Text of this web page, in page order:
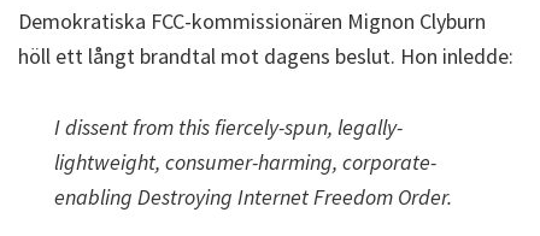
Demokratiska FCC-kommissionären Mignon Clyburn
höll ett långt brandtal mot dagens beslut. Hon inledde:
I dissent from this fiercely-spun, legally-
lightweight, consumer-harming, corporate-
enabling Destroying Internet Freedom Order.